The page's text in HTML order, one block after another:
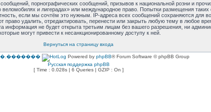
порнографических сообщений, призывов к национальной розни и
и лигерадах» или международное право. Попытки размещения
если мы сочтём это нужным. IP-адреса всех сообщений сохраняются для
удалить, отредактировать, перенести или закрыть любую тему в любое
информация не будет открыта третьим лицам без вашего разрешения, ни
могут привести к несанкционированному доступу к ней.
Вернуться на страницу входа
Powered by phpBB® Forum Software © phpBB Group
Русская поддержка phpBB
[ Time : 0.028s | 6 Queries | GZIP : On ]